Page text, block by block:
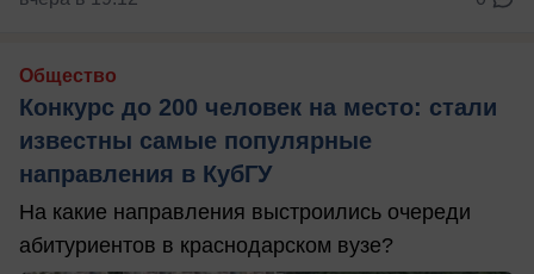
Общество
Конкурс до 200 человек на место: стали
известны самые популярные
направления в КубГУ
На какие направления выстроились очереди
абитуриентов в краснодарском вузе?